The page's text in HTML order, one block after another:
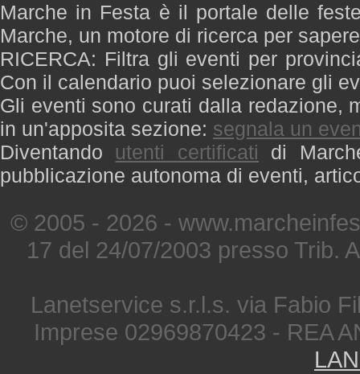
Marche in Festa è il portale delle
Marche, un motore di ricerca per
RICERCA: Filtra gli eventi per
Con il calendario puoi selezionare gli
Gli eventi sono curati dalla redazione,
in un'apposita sezione: segnala un
Diventando utenti certificati di
pubblicazione autonoma di eventi,
© 2005 - 2026 -
17 del 24/07/2003 presso Trib.
Lanetservice s.r.l.s. via Fabio
Imprese 02969870423 - REA